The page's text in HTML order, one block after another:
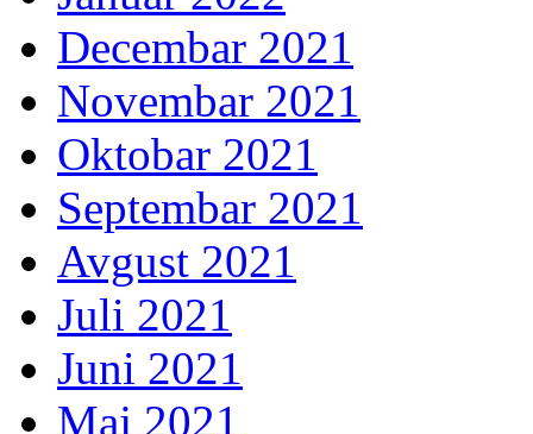
Decembar 2021
Novembar 2021
Oktobar 2021
Septembar 2021
Avgust 2021
Juli 2021
Juni 2021
Maj 2021